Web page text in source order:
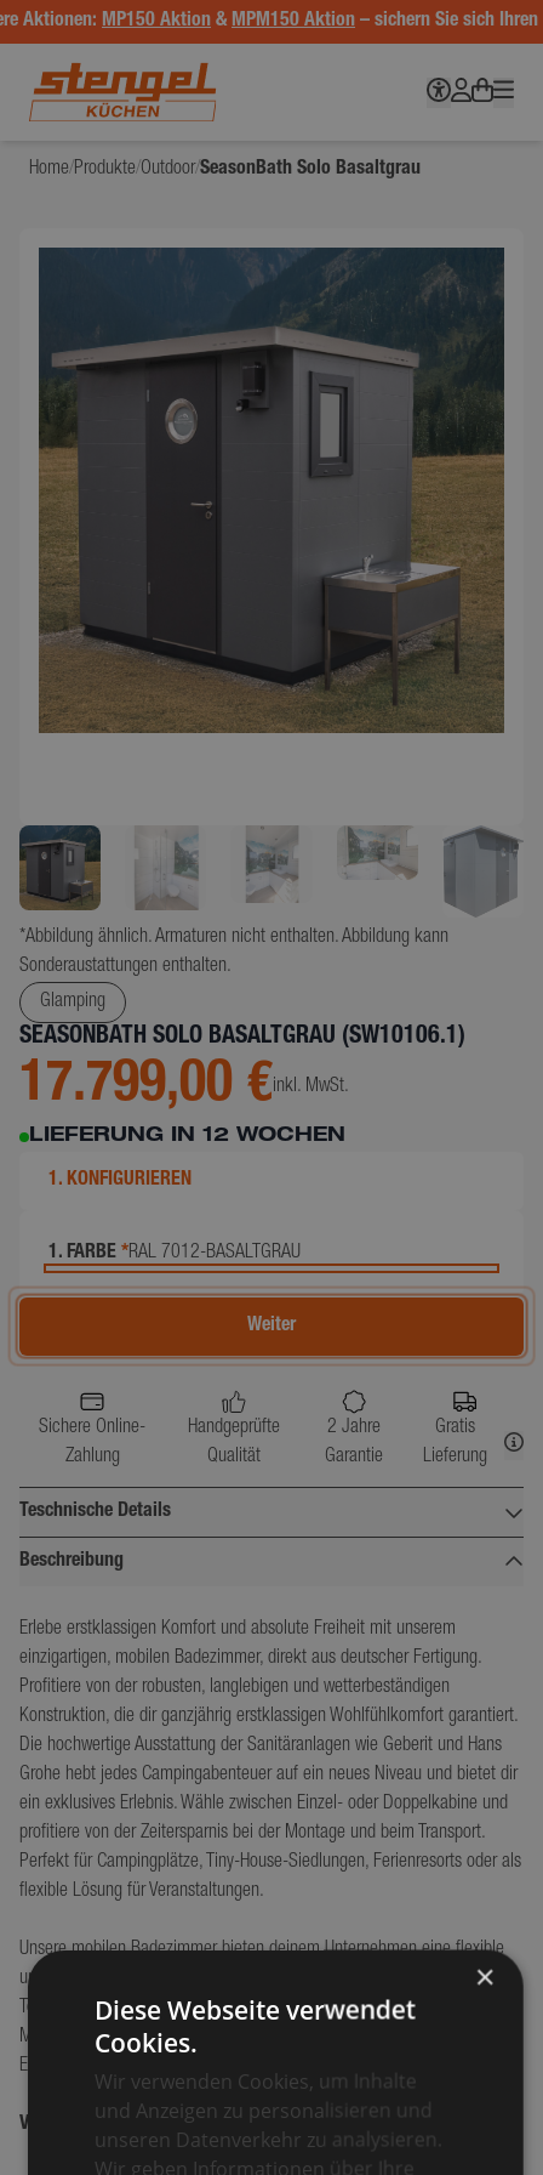
Aktionen:MP150 Aktion & MPM150 Aktion– sichern Sie sich Ihren
Home/Produkte/Outdoor/SeasonBath Solo Basaltgrau
*Abbildung ähnlich. Armaturen nicht enthalten. Abbildung kann
Sonderaustattungen enthalten.
Glamping
SEASONBATH SOLO BASALTGRAU (SW10106.1)
17.799,00 €inkl. MwSt.
LIEFERUNG IN 12 WOCHEN
1. KONFIGURIEREN
1. FARBE *RAL 7012-BASALTGRAU
Weiter
Sichere Online-
Zahlung
Handgeprüfte
Qualität
2 Jahre
Garantie
Gratis
Lieferung
Teschnische Details
Breite (cm)
Höhe (cm) 248
Gewicht (kg) 990
Beschreibung
Erlebe erstklassigen Komfort und absolute Freiheit mit unserem
einzigartigen, mobilen Badezimmer, direkt aus deutscher Fertigung.
Profitiere von der robusten, langlebigen und wetterbeständigen
Konstruktion, die dir ganzjährig erstklassigen Wohlfühlkomfort garantiert.
Die hochwertige Ausstattung der Sanitäranlagen wie Geberit und Hans
Grohe hebt jedes Campingabenteuer auf ein neues Niveau und bietet dir
ein exklusives Erlebnis. Wähle zwischen Einzel- oder Doppelkabine und
profitiere von der Zeitersparnis bei der Montage und beim Transport.
Perfekt für Campingplätze, Tiny-House-Siedlungen, Ferienresorts oder als
flexible Lösung für Veranstaltungen.
Unsere mobilen Badezimmer bieten deinem Unternehmen eine flexible
und komfortable Sanitärlösung. Sie fungieren als erstklassige
Toilettenanlage für ankommende Lkw-Fahrer und garantieren zufriedene
Mitarbeiter, sei es auf Baustellen oder als Ergänzung zu bestehenden
Einrichtungen.
VORTEILE AUF EINEN BLICK:
×
Diese Webseite verwendet
Cookies.
Wir verwenden Cookies, um Inhalte
und Anzeigen zu personalisieren und
unseren Datenverkehr zu analysieren.
Wir geben Informationen über Ihre